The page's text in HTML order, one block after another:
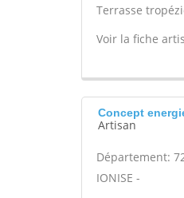
Terrasse
Voir la fiche
Concept
Artisan
Département:
IONISE -